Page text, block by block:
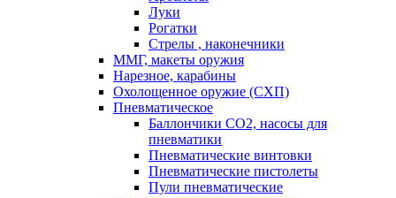
Луки
Рогатки
Стрелы , наконечники
ММГ, макеты оружия
Нарезное, карабины
Охолощенное оружие (СХП)
Пневматическое
Баллончики СО2, насосы для
пневматики
Пневматические винтовки
Пневматические пистолеты
Пули пневматические